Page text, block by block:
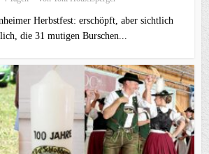
Herbstfest: erschöpft, aber sichtlich
die 31 mutigen Burschen...